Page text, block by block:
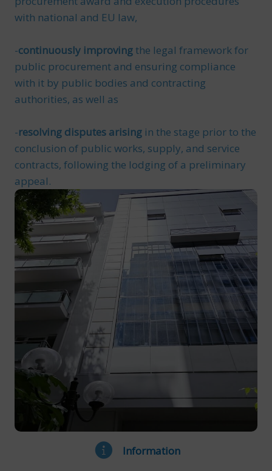
with national and EU law,
-continuously improvingthe legal framework for
public procurement and ensuring compliance
with it by public bodies and contracting
authorities, as well as
-resolving disputes arising in the stage prior to the
conclusion of public works, supply, and service
contracts, following the lodging of a preliminary
appeal.
Information